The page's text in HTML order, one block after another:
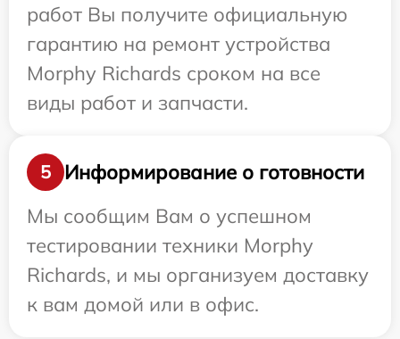
работ Вы получите официальную
гарантию на ремонт устройства
Morphy Richards сроком на все
виды работ и запчасти.
5
Информирование о готовности
Мы сообщим Вам о успешном
тестировании техники Morphy
Richards, и мы организуем доставку
к вам домой или в офис.